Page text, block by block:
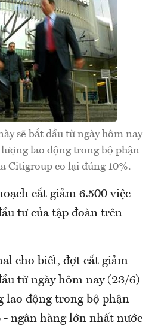
sẽ bắt đầu từ ngày hôm nay
lao động trong bộ phận
Citigroup co lại đúng 10%.
cắt giảm 6.500 việc
tư của tập đoàn trên
cho biết, đợt cắt giảm
từ ngày hôm nay (23/6)
lao động trong bộ phận
ngân hàng lớn nhất nước